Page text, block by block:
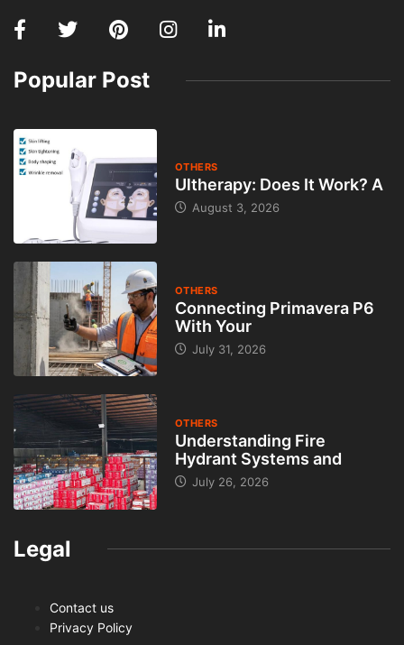
Popular Post
OTHERS
Ultherapy: Does It Work? A
August 3, 2026
OTHERS
Connecting Primavera P6
With Your
July 31, 2026
OTHERS
Understanding Fire
Hydrant Systems and
July 26, 2026
Legal
Contact us
Privacy Policy